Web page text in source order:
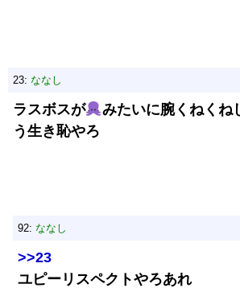
23: ななし
ラスボスが
みたいに腕くねくね
う生き恥やろ
92: ななし
>>23
ユピーリスペクトやろあれ